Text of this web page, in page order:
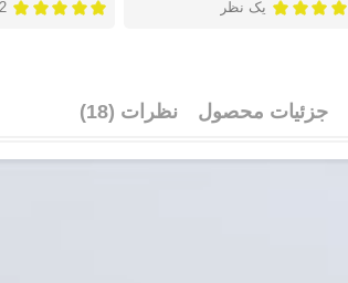
یک نظر 2 نظر
جزئیات محصول نظرات (18)